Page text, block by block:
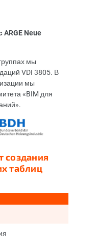
Neue
мы
VDI 3805. В
мы
«BIM для
создания
таблиц